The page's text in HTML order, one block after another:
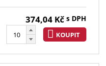
374,04 Kč s DPH
KOUPIT